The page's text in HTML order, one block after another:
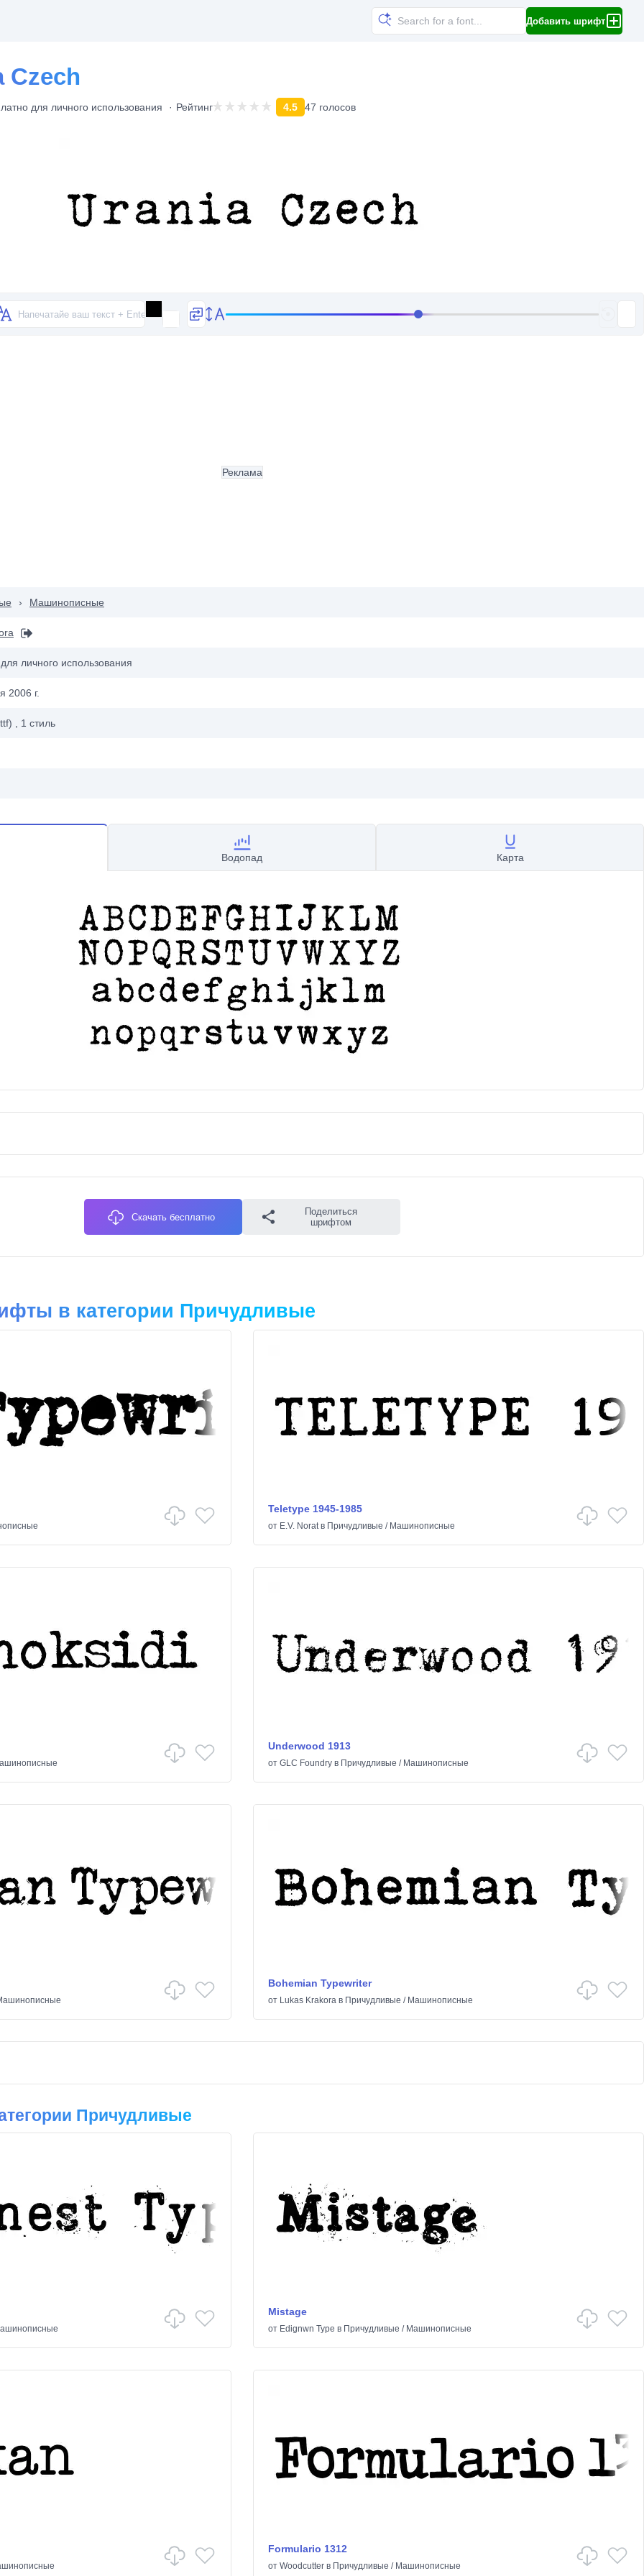
Добавить шрифт
для личного использования Рейтинг 4.5 47 голосов
› Машинописные
личного использования
2006 г.
, 1 стиль
Реклама
Водопад Карта
Скачать бесплатно
Поделиться
шрифтом
в категории Причудливые
Teletype 1945-1985
от E.V. Noratв Причудливые / Машинописные
Underwood 1913
от GLC Foundryв Причудливые / Машинописные
Bohemian Typewriter
от Lukas Krakoraв Причудливые / Машинописные
Причудливые
Mistage
от Edignwn Type в Причудливые / Машинописные
Formulario 1312
от Woodcutterв Причудливые / Машинописные